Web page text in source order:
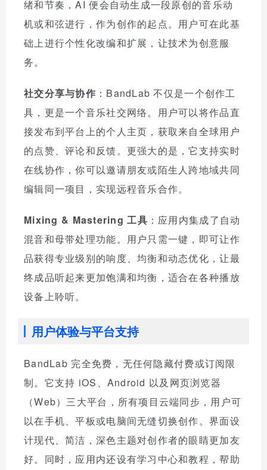
绪和节奏，AI 便会自动生成一段原创的音乐动
机或和弦进行，作为创作的起点。用户可在此基
础上进行个性化改编和扩展，让技术为创意服
务。
社交分享与协作 ：BandLab 不仅是一个创作工
具，更是一个音乐社交网络。用户可以将作品直
接发布到平台上的个人主页，获取来自全球用户
的点赞、评论和反馈。更强大的是，它支持实时
在线协作，你可以邀请朋友或陌生人跨地域共同
编辑同一项目，实现远程音乐合作。
Mixing & Mastering 工具 ：应用内集成了自动
混音和母带处理功能。用户只需一键，即可让作
品获得专业级别的响度、均衡和动态优化，让最
终成品听起来更加饱满和均衡，适合在各种播放
设备上聆听。
用户体验与平台支持
BandLab 完全免费，无任何隐藏付费或订阅限
制。它支持 iOS、Android 以及网页浏览器
（Web）三大平台，所有项目云端同步，用户可
以在手机、平板或电脑间无缝切换创作。界面设
计现代、简洁，深色主题对创作者的眼睛更加友
好。同时，应用内还设有学习中心和教程，帮助